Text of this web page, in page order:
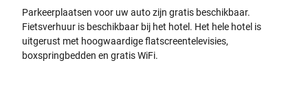
Parkeerplaatsen voor uw auto zijn gratis beschikbaar.
Fietsverhuur is beschikbaar bij het hotel. Het hele hotel is
uitgerust met hoogwaardige flatscreentelevisies,
boxspringbedden en gratis WiFi.